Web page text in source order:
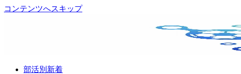
コンテンツへスキップ
部活別新着